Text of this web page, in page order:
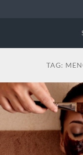
TAG: